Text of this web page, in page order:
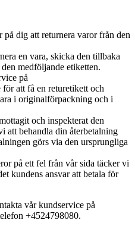
på dig att returnera varor från den
en vara, skicka den tillbaka
medföljande etiketten.
på
att få en returetikett och
i originalförpackning och i
och inspekterat den
att behandla din återbetalning
görs via den ursprungliga
på ett fel från vår sida täcker vi
kundens ansvar att betala för
vår kundservice på
+4524798080.